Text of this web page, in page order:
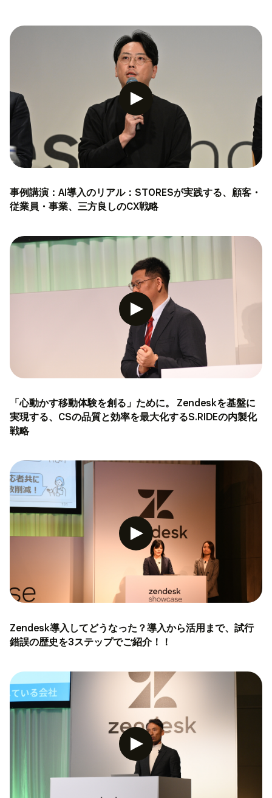
事例講演：AI導入のリアル：STORESが実践する、顧客・
従業員・事業、三方良しのCX戦略
「心動かす移動体験を創る」ために。 Zendeskを基盤に
実現する、CSの品質と効率を最大化するS.RIDEの内製化
戦略
Zendesk導入してどうなった？導入から活用まで、試行
錯誤の歴史を3ステップでご紹介！！